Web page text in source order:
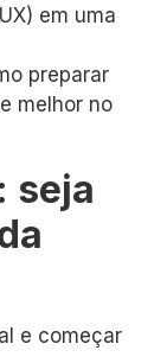
em uma
preparar
melhor no
seja
e começar